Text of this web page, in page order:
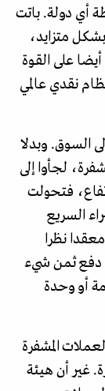
أي دولة. باتت
متزايد،
على القوة
نقدي عالمي
السوق. وبدلا
لجأوا إلى
فتحولت
السريع
نظرا
دفع ثمن شيء
أو وحدة
المشفرة
غير أن هيئة